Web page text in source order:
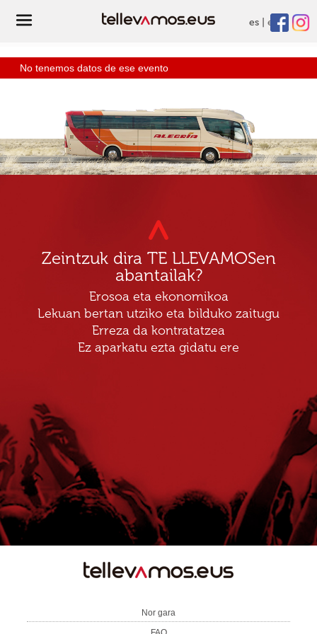
es eu
No tenemos datos de ese evento
Zeintzuk dira TE LLEVAMOSen
abantailak?
Erosoa eta ekonomikoa
Lekuan bertan utziko eta bilduko zaitugu
Erreza da kontratatzea
Ez aparkatu ezta gidatu ere
Nor gara